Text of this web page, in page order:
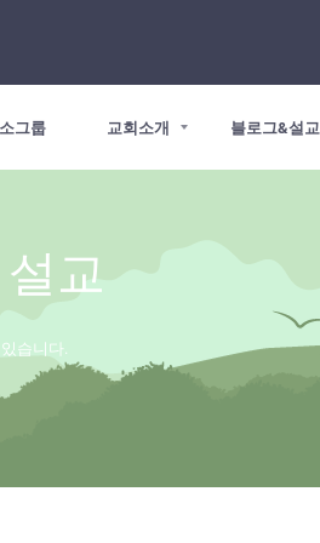
그룹 교회소개 블로그&설교
교
습니다.